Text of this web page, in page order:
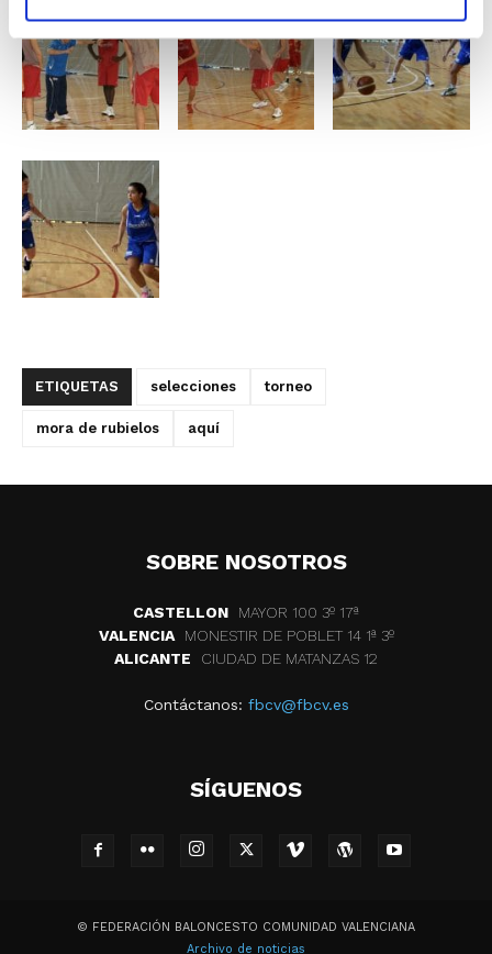
ETIQUETAS selecciones torneo
mora de rubielos aquí
SOBRE NOSOTROS
CASTELLON
MAYOR 100 3º 17ª
VALENCIA
MONESTIR DE POBLET 14 1ª 3º
ALICANTE
CIUDAD DE MATANZAS 12
Contáctanos: fbcv@fbcv.es
SÍGUENOS
© FEDERACIÓN BALONCESTO COMUNIDAD VALENCIANA
Archivo de noticias